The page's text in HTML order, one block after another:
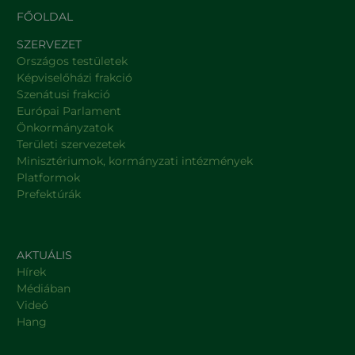
FŐOLDAL
SZERVEZET
Országos testületek
Képviselőházi frakció
Szenátusi frakció
Európai Parlament
Önkormányzatok
Területi szervezetek
Minisztériumok, kormányzati intézmények
Platformok
Prefektúrák
AKTUÁLIS
Hírek
Médiában
Videó
Hang